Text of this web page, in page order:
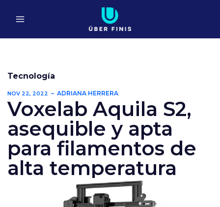
Tecnología
NOV 22, 2022 ADRIANA HERRERA
Voxelab Aquila S2,
asequible y apta
para filamentos de
alta temperatura